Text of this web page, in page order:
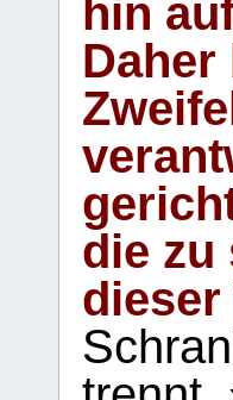
hin
die zu
dieser